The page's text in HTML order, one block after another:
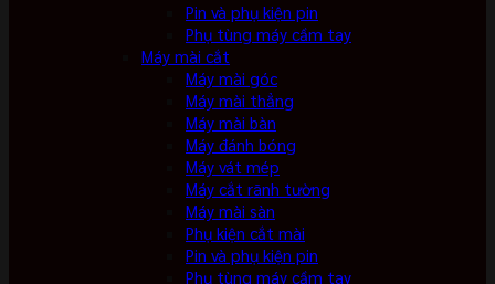
Pin và phụ kiện pin
Phụ tùng máy cầm tay
Máy mài cắt
Máy mài góc
Máy mài thẳng
Máy mài bàn
Máy đánh bóng
Máy vát mép
Máy cắt rãnh tường
Máy mài sàn
Phụ kiện cắt mài
Pin và phụ kiện pin
Phụ tùng máy cầm tay